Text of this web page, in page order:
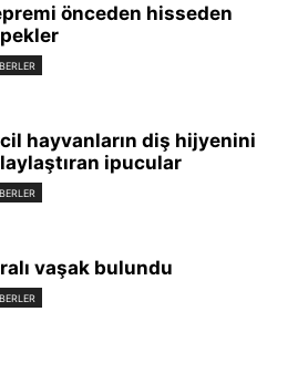
önceden hisseden
hayvanların diş hijyenini
ipucular
vaşak bulundu